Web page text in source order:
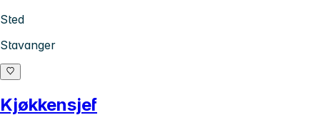
Sted
Stavanger
Kjøkkensjef